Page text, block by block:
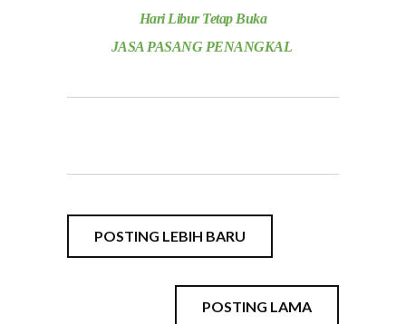
Hari Libur Tetap Buka
JASA PASANG PENANGKAL
POSTING LEBIH BARU
POSTING LAMA